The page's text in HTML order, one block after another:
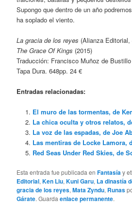
Supongo que dentro de un año
ha soplado el viento.
La gracia de los reyes (Alianza
The Grace Of Kings (2015)
Traducción: Francisco Muñoz de Bustillo
Tapa Dura. 648pp. 24 €
Entradas relacionadas:
El muro de las tormentas, de
La chica oculta y otros relatos,
La voz de las espadas, de Joe
Las mentiras de Locke Lamora,
Red Seas Under Red Skies, de
Esta entrada fue publicada enFantasíay
Editorial,Ken Liu,Kuni Garu, La dinastía
gracia de los reyes,Mata Zyndu, Runas
Gárate. Guardaenlace permanente.